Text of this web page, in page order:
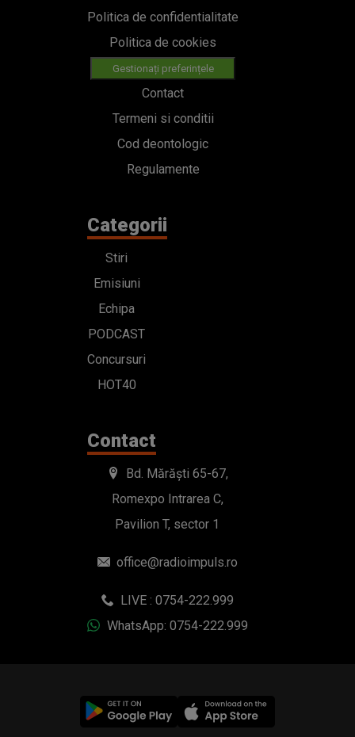
Politica de confidentialitate
Politica de cookies
Gestionați preferințele
Contact
Termeni si conditii
Cod deontologic
Regulamente
Categorii
Stiri
Emisiuni
Echipa
PODCAST
Concursuri
HOT40
Contact
Bd. Mărăști 65-67,
Romexpo Intrarea C,
Pavilion T, sector 1
office@radioimpuls.ro
LIVE : 0754-222.999
WhatsApp: 0754-222.999